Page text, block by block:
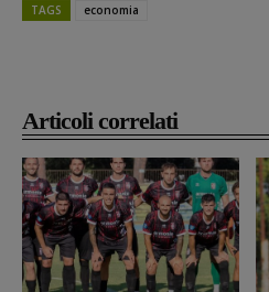
Articoli correlati
TAGS economia